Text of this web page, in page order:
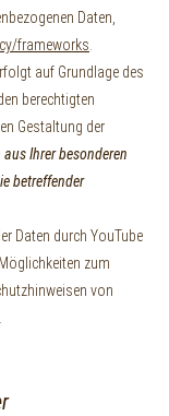
Daten,
frameworks
auf Grundlage des
berechtigten
Gestaltung der
Ihrer besonderen
betreffender
Daten durch YouTube
zum
von